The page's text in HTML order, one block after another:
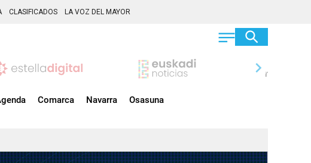
CLASIFICADOS LA VOZ DEL MAYOR
chevron_right
Comarca Navarra Osasuna